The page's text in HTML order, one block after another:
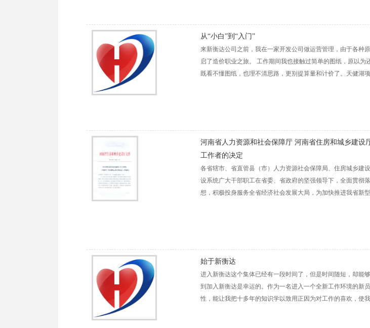
从“小白”到“入门”
来新衡达公司之前，我在一家开发公司做运营管理，由于各种
启了造价职业之旅。 工作期间我也接触过简单的图纸，原以
既看不懂图纸，也理不清思路，更别提算量和计价了。天健湖
河南省人力资源和社会保障厅 河南省住房和城乡建
工作者的决定
各省辖市、省直管县（市）人力资源社会保障局、住房城乡建
设系统广大干部职工在省委、省政府的坚强领导下，全面贯彻
想，积极投身服务全省经济社会发展大局，为加快推进我省新
始于新衡达
进入新衡达这个集体已经有一段时间了，但是时间随短，却能
到加入新衡达是幸运的。作为一名进入一个全新工作环境的新
性，能让我把十多年的知识学以致用正因为对工作的喜欢，使